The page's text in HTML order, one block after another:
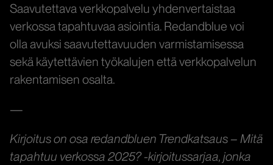
Saavutettava verkkopalvelu yhdenvertaistaa
verkossa tapahtuvaa asiointia. Redandblue voi
olla avuksi saavutettavuuden varmistamisessa
sekä käytettävien työkalujen että verkkopalvelun
rakentamisen osalta.
—
Kirjoitus on osa redandbluen Trendkatsaus – Mitä
tapahtuu verkossa 2025? -kirjoitussarjaa, jonka